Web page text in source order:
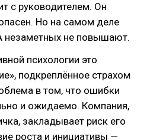
с руководителем. Он
Но на самом деле
незаметных не повышают.
психологии это
подкреплённое страхом
в том, что ошибки
и ожидаемо. Компания,
закладывает риск его
роста и инициативы —